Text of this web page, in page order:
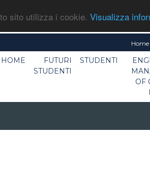
sito utilizza i cookie. Visualizza
HOME
FUTURI
STUDENTI
STUDENTI
OF